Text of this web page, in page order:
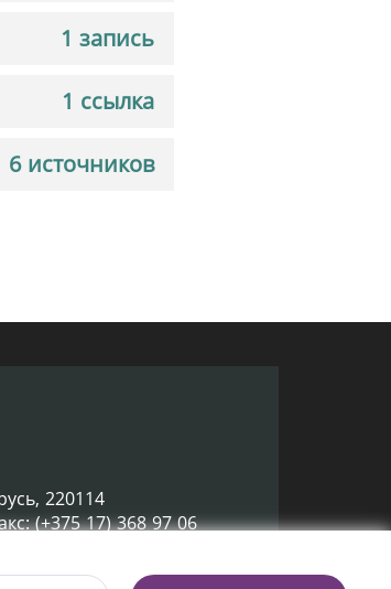
1 запись
1 ссылка
6 источников
220114
(+375 17) 368 97 06